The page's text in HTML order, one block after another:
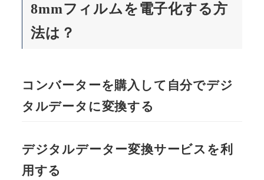
8mmフィルムを電子化する方
法は？
コンバーターを購入して自分でデジ
タルデータに変換する
デジタルデーター変換サービスを利
用する